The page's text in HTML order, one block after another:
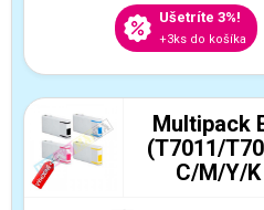
Ušetríte 3%!
+3ks do košíka
Multipack
(T7011/
C/M/Y/